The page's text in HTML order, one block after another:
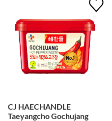
CJ HAECHANDLE
Taeyangcho Gochujang